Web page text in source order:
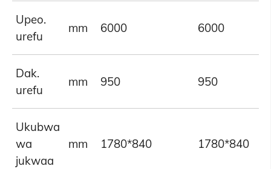
Upeo.
urefu
mm 6000 6000
Dak.
urefu
mm 950 950
Ukubwa
wa
jukwaa
mm 1780*840 1780*840